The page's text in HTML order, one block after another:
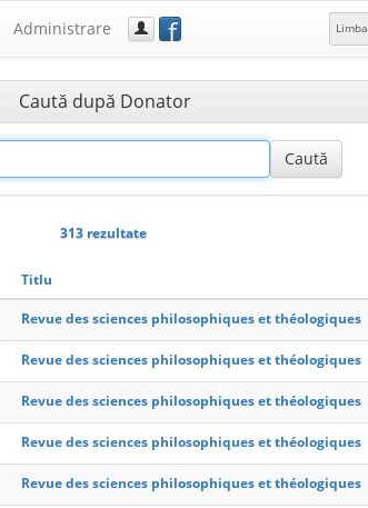
Administrare f Limba
Caută după Donator
313 rezultate
Titlu
Revue des sciences philosophiques et théologiques
Revue des sciences philosophiques et théologiques
Revue des sciences philosophiques et théologiques
Revue des sciences philosophiques et théologiques
Revue des sciences philosophiques et théologiques